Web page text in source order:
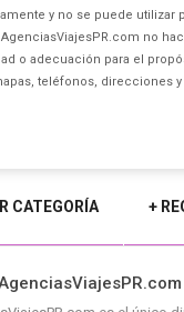
y no se puede
no
o adecuación para el
teléfonos, direcciones
CATEGORÍA +